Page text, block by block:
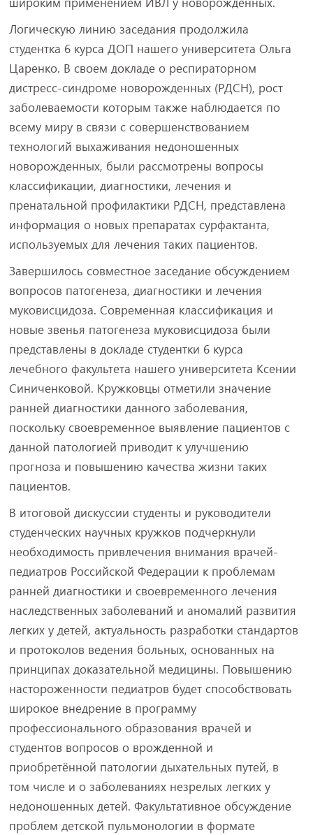
Логическую линию заседания продолжила
студентка 6 курса ДОП нашего университета Ольга
Царенко. В своем докладе о респираторном
дистресс-синдроме новорожденных (РДСН), рост
заболеваемости которым также наблюдается по
всему миру в связи с совершенствованием
технологий выхаживания недоношенных
новорожденных, были рассмотрены вопросы
классификации, диагностики, лечения и
пренатальной профилактики РДСН, представлена
информация о новых препаратах сурфактанта,
используемых для лечения таких пациентов.
Завершилось совместное заседание обсуждением
вопросов патогенеза, диагностики и лечения
муковисцидоза. Современная классификация и
новые звенья патогенеза муковисцидоза были
представлены в докладе студентки 6 курса
лечебного факультета нашего университета Ксении
Синиченковой. Кружковцы отметили значение
ранней диагностики данного заболевания,
поскольку своевременное выявление пациентов с
данной патологией приводит к улучшению
прогноза и повышению качества жизни таких
пациентов.
В итоговой дискуссии студенты и руководители
студенческих научных кружков подчеркнули
необходимость привлечения внимания врачей-
педиатров Российской Федерации к проблемам
ранней диагностики и своевременного лечения
наследственных заболеваний и аномалий развития
легких у детей, актуальность разработки стандартов
и протоколов ведения больных, основанных на
принципах доказательной медицины. Повышению
настороженности педиатров будет способствовать
широкое внедрение в программу
профессионального образования врачей и
студентов вопросов о врожденной и
приобретённой патологии дыхательных путей, в
том числе и о заболеваниях незрелых легких у
недоношенных детей. Факультативное обсуждение
проблем детской пульмонологии в формате